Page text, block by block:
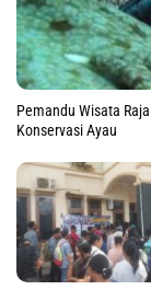
Pemandu Wisata
Konservasi Ayau